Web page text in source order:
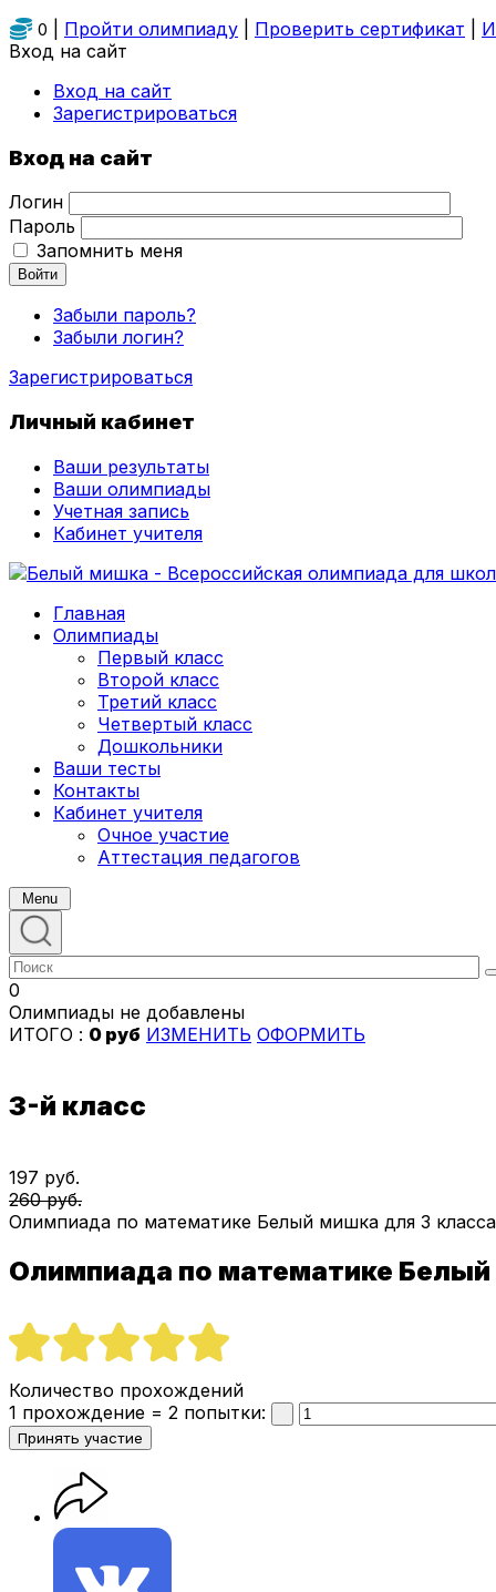
0 Пройти олимпиаду Проверить сертификат
Вход на сайт
Вход на сайт
Зарегистрироваться
Вход на сайт
Логин
Пароль
Запомнить меня
Войти
Забыли пароль?
Забыли логин?
Зарегистрироваться
Личный кабинет
Ваши результаты
Ваши олимпиады
Учетная запись
Кабинет учителя
Главная
Олимпиады
Первый класс
Второй класс
Третий класс
Четвертый класс
Дошкольники
Ваши тесты
Контакты
Кабинет учителя
Очное участие
Аттестация педагогов
Menu
0
Олимпиады не добавлены
ИТОГО : 0 руб ИЗМЕНИТЬ ОФОРМИТЬ
3-й класс
197 руб.
260 руб.
Олимпиада по математике Белый мишка для 3 класса
Олимпиада по математике
Количество прохождений
1 прохождение = 2 попытки: